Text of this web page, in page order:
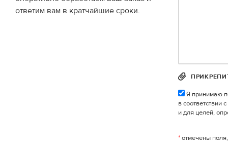
ответим вам в кратчайшие сроки.
Я принимаю
в
и для целей,
*отмечены